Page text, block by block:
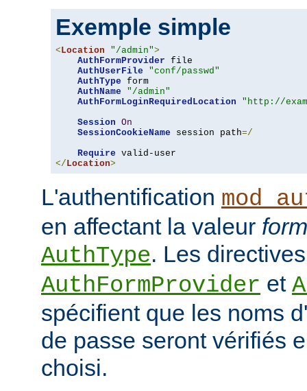
Exemple simple
<Location "/admin">
AuthFormProvider file
AuthUserFile
"conf/passwd"
AuthType form
AuthName
"/admin"
AuthFormLoginRequiredLocation
"http://
Session On
SessionCookieName session path=/
Require
</Location>
L'authentification
en affectant la valeur form
AuthType. Les directives
AuthFormProvider et
spécifient que les noms
de passe seront vérifiés
choisi.